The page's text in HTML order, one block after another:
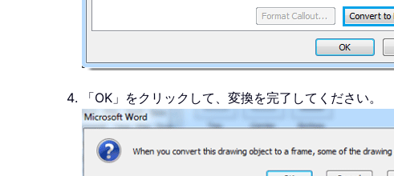
「OK」をクリックして、変換を完了してください。